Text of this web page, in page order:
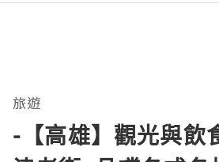
旅遊
-【高雄】觀光與飲